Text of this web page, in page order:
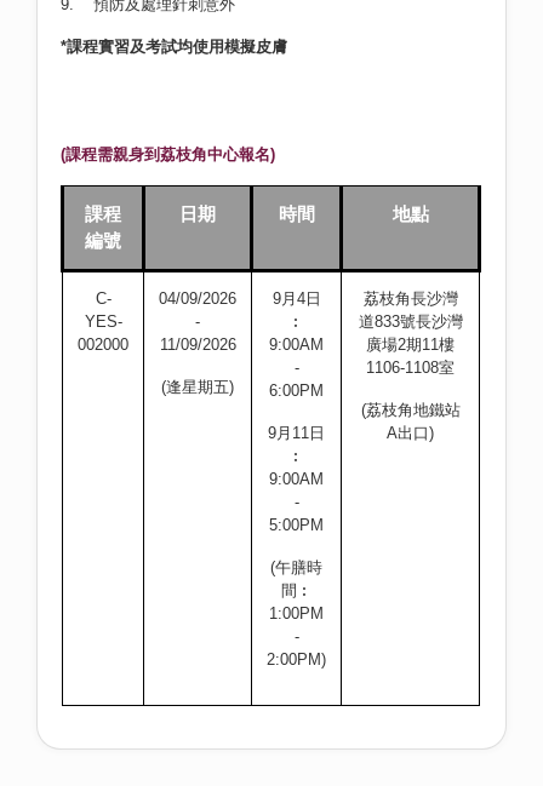
9. 預防及處理針刺意外
*課程實習及考試均使用模擬皮膚
(課程需親身到荔枝角中心報名)
課程
編號
日期 時間 地點
C-
YES-
002000
04/09/2026
-
11/09/2026
(逢星期五)
9月4日
︰
9:00AM
-
6:00PM
9月11日
︰
9:00AM
-
5:00PM
(午膳時
間︰
1:00PM
-
2:00PM)
荔枝角長沙灣
道833號長沙灣
廣場2期11樓
1106-1108室
(荔枝角地鐵站
A出口)